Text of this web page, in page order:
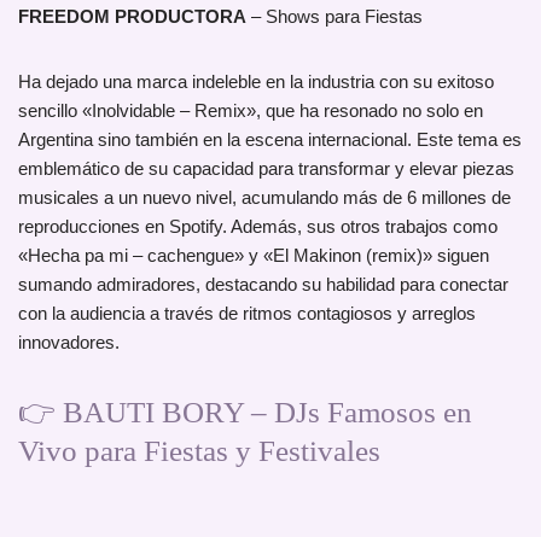
FREEDOM PRODUCTORA – Shows para Fiestas
Ha dejado una marca indeleble en la industria con su exitoso
sencillo «Inolvidable – Remix», que ha resonado no solo en
Argentina sino también en la escena internacional. Este tema es
emblemático de su capacidad para transformar y elevar piezas
musicales a un nuevo nivel, acumulando más de 6 millones de
reproducciones en Spotify. Además, sus otros trabajos como
«Hecha pa mi – cachengue» y «El Makinon (remix)» siguen
sumando admiradores, destacando su habilidad para conectar
con la audiencia a través de ritmos contagiosos y arreglos
innovadores.
👉 BAUTI BORY – DJs Famosos en
Vivo para Fiestas y Festivales